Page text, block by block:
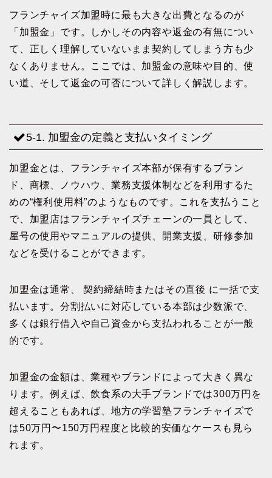
フランチャイズ加盟時に最も大きな出費となるのが
「加盟金」です。しかしその内容や返金の有無につい
て、正しく理解していないまま契約してしまう方も少
なくありません。ここでは、加盟金の意味や目的、使
い道、そして返金の可否について詳しく解説します。
5-1. 加盟金の定義と支払いタイミング
加盟金とは、フランチャイズ本部が保有するブラン
ド、商標、ノウハウ、業務支援体制などを利用するた
めの“権利使用料”のようなものです。これを支払うこと
で、加盟店はフランチャイズチェーンの一員として、
屋号の使用やマニュアルの提供、開業支援、研修参加
などを受けることができます。
加盟金は通常、 契約締結時またはその直後 に一括で支
払います。分割払いに対応している本部は少数派で、
多くは銀行借入や自己資金から支払われることが一般
的です。
加盟金の金額は、業種やブランドによって大きく異な
ります。例えば、飲食系の大手ブランドでは300万円を
超えることもあれば、地方の学習塾フランチャイズで
は50万円〜150万円程度と比較的安価なケースも見ら
れます。